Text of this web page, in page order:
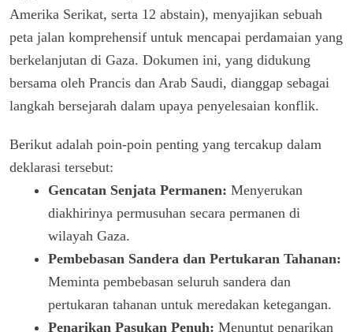
Amerika Serikat, serta 12 abstain), menyajikan sebuah
peta jalan komprehensif untuk mencapai perdamaian yang
berkelanjutan di Gaza. Dokumen ini, yang didukung
bersama oleh Prancis dan Arab Saudi, dianggap sebagai
langkah bersejarah dalam upaya penyelesaian konflik.
Berikut adalah poin-poin penting yang tercakup dalam
deklarasi tersebut:
Gencatan Senjata Permanen: Menyerukan
diakhirinya permusuhan secara permanen di
wilayah Gaza.
Pembebasan Sandera dan Pertukaran Tahanan:
Meminta pembebasan seluruh sandera dan
pertukaran tahanan untuk meredakan ketegangan.
Penarikan Pasukan Penuh: Menuntut penarikan